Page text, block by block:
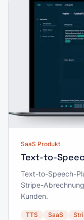
SaaS Produkt
Text-to-
Text-to-Speech-
Stripe-
Kunden.
TTS SaaS